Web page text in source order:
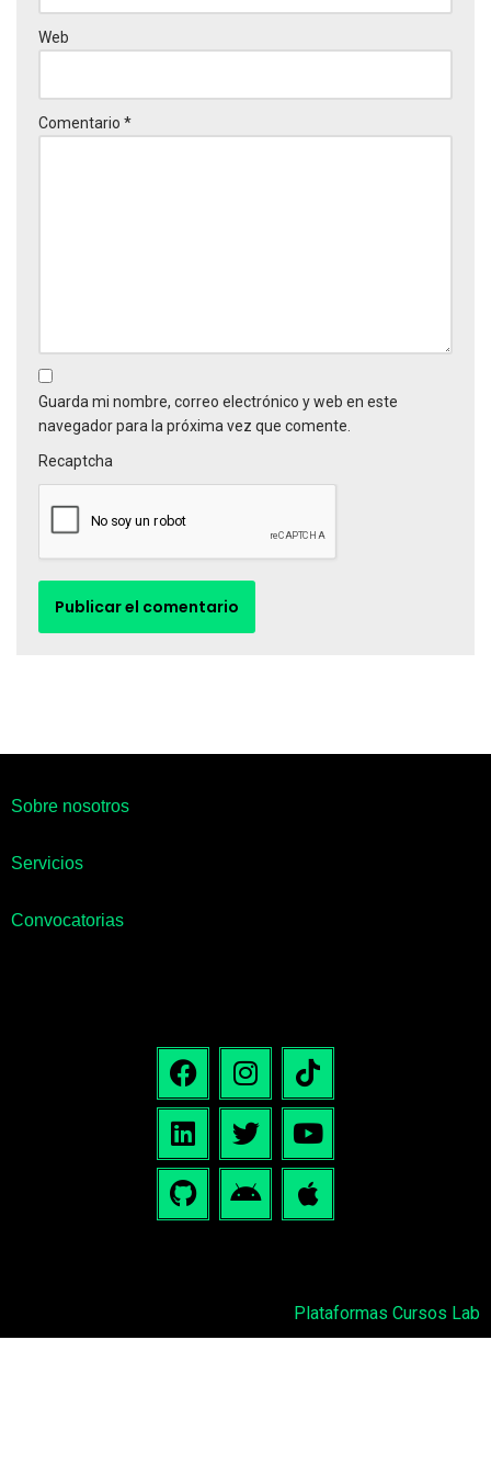
Web
Comentario *
Guarda mi nombre, correo electrónico y web en este
navegador para la próxima vez que comente.
Recaptcha
Sobre nosotros
Servicios
Convocatorias
Plataformas Cursos Lab